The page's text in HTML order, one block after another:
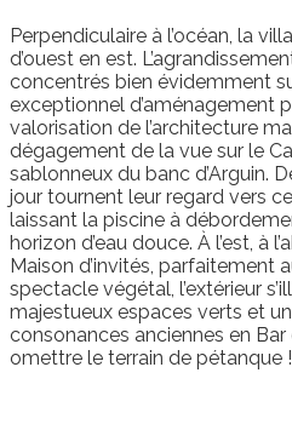
Perpendiculaire à l’océan, la
d’ouest en est.
concentrés bien évidemment
exceptionnel d’aménagement
valorisation de l’architecture
dégagement de la vue sur le
sablonneux du banc d’Arguin.
jour tournent leur regard vers
laissant la piscine à
horizon d’eau douce. À l’est, à
Maison d’invités, parfaitement
spectacle végétal, l’extérieur
majestueux espaces verts et
consonances anciennes en Bar
omettre le terrain de pétanque !